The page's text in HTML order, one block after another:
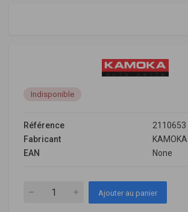
Indisponible
Référence
2110653
Fabricant
KAMOKA
EAN
None
Ajouter au panier